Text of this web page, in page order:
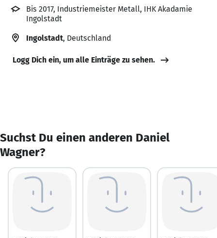
Bis 2017, Industriemeister Metall, IHK Akadamie
Ingolstadt
Ingolstadt, Deutschland
Logg Dich ein, um alle Einträge zu sehen.
Suchst Du einen anderen Daniel
Wagner?